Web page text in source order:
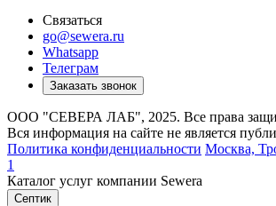
Связаться
go@sewera.ru
Whatsapp
Телеграм
Заказать звонок
ООО "СЕВЕРА ЛАБ", 2025. Все права
Вся информация на сайте не является
Политика конфиденциальности Москва,
1
Каталог услуг компании Sewera
Септик